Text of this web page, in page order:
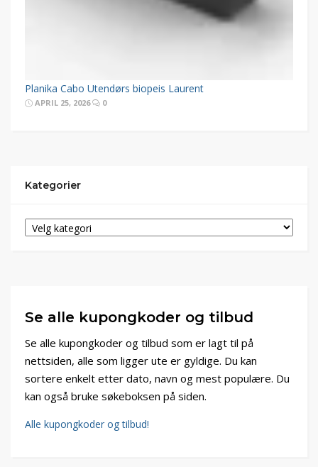
Planika Cabo Utendørs biopeis Laurent
APRIL 25, 2026 0
Kategorier
Se alle kupongkoder og tilbud
Se alle kupongkoder og tilbud som er lagt til på
nettsiden, alle som ligger ute er gyldige. Du kan
sortere enkelt etter dato, navn og mest populære. Du
kan også bruke søkeboksen på siden.
Alle kupongkoder og tilbud!